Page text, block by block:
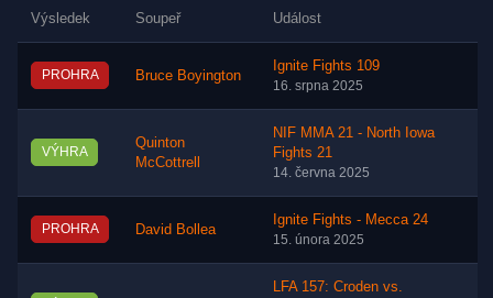
Výsledek Soupeř Událost
PROHRA Bruce Boyington
Ignite Fights 109
16. srpna 2025
VÝHRA
Quinton
McCottrell
NIF MMA 21 - North Iowa
Fights 21
14. června 2025
PROHRA David Bollea
Ignite Fights - Mecca 24
15. února 2025
LFA 157: Croden vs.